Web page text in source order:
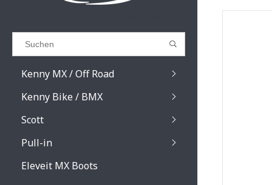
ZURÜCK
Kenny MX / Off Road
Kenny Bike / BMX
Scott
Prospect / Fury
Prospect / Fury
Primal / Split /
Pull-in
Eleveit MX Boots